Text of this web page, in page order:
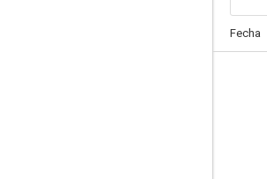
Fecha